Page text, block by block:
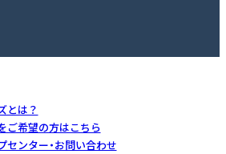
とは？
ご希望の方はこちら
センター・お問い合わせ